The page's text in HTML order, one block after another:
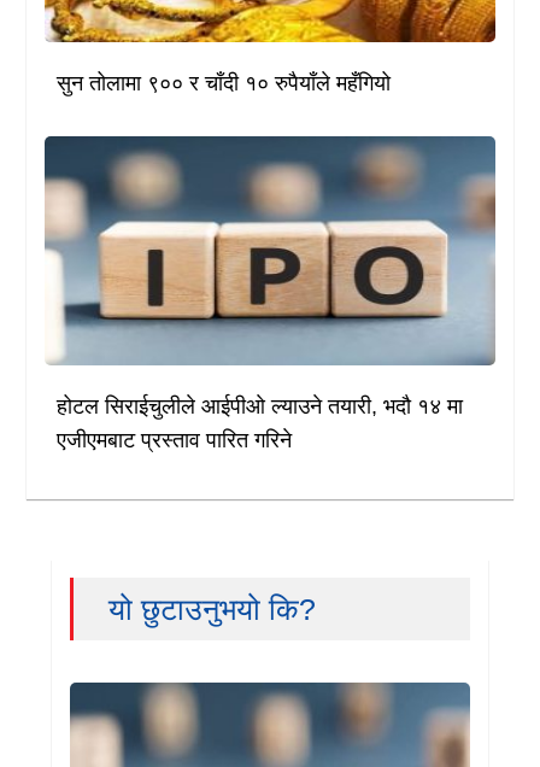
सुन तोलामा ९०० र चाँदी १० रुपैयाँले महँगियो
होटल सिराईचुलीले आईपीओ ल्याउने तयारी, भदौ १४ मा
एजीएमबाट प्रस्ताव पारित गरिने
यो छुटाउनुभयो कि?